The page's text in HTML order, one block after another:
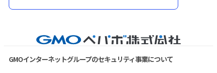
GMOインターネットグループのセキュリティ事業について